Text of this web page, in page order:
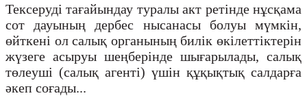
Тексеруді тағайындау туралы акт ретінде нұсқама
сот дауының дербес нысанасы болуы мүмкін,
өйткені ол салық органының билік өкілеттіктерін
жүзеге асыруы шеңберінде шығарылады, салық
төлеуші (салық агенті) үшін құқықтық салдарға
әкеп соғады...